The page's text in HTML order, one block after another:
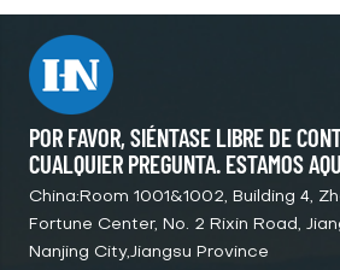
POR FAVOR, SIÉNTASE LIBRE DE
CUALQUIER PREGUNTA. ESTAMOS
China:Room 1001&1002, Building 4,
Fortune Center, No. 2 Rixin Road,
Nanjing City,Jiangsu Province